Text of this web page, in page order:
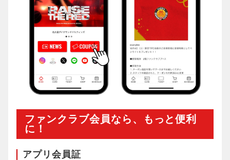
ファンクラブ会員なら、もっと便利
に！
アプリ会員証